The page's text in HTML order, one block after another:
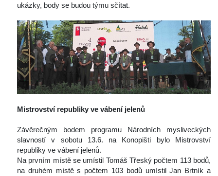
ukázky, body se budou týmu sčítat.
Mistrovství republiky ve vábení jelenů
Závěrečným bodem programu Národních mysliveckých
lavností v sobotu 13.6. na Konopišti bylo Mistrovství
republiky ve vábení jelenů.
Na prvním místě se umístil Tomáš Třeský počtem 113 bodů,
na druhém místě s počtem 103 bodů umístil Jan Brtník a